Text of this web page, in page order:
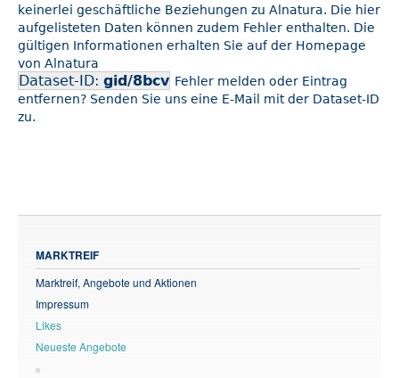
keinerlei geschäftliche Beziehungen zu Alnatura. Die hier
aufgelisteten Daten können zudem Fehler enthalten. Die
gültigen Informationen erhalten Sie auf der Homepage
von Alnatura
Dataset-ID: gid/8bcv Fehler melden oder Eintrag
entfernen? Senden Sie uns eine E-Mail mit der Dataset-ID
zu.
MARKTREIF
Marktreif, Angebote und Aktionen
Impressum
Likes
Neueste Angebote